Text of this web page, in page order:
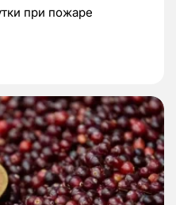
при пожаре